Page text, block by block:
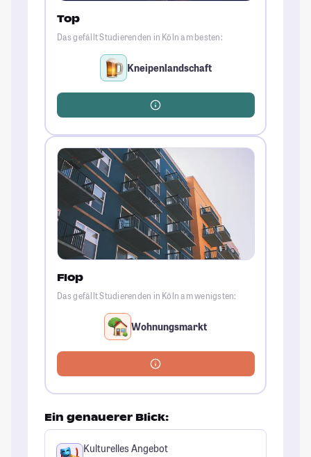
Top
Das gefällt Studierenden in Köln am besten:
Kneipenlandschaft
Flop
Das gefällt Studierenden in Köln am wenigsten:
Wohnungsmarkt
Ein genauerer Blick:
Kulturelles Angebot